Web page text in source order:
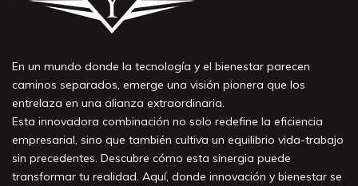
En un mundo donde la tecnología y el bienestar parecen
caminos separados, emerge una visión pionera que los
entrelaza en una alianza extraordinaria.
Esta innovadora combinación no solo redefine la eficiencia
empresarial, sino que también cultiva un equilibrio vida-trabajo
sin precedentes. Descubre cómo esta sinergia puede
transformar tu realidad. Aquí, donde innovación y bienestar se